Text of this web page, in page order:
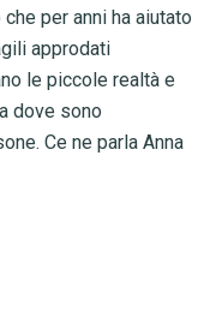
per anni ha aiutato
approdati
le piccole realtà e
dove sono
Ce ne parla Anna